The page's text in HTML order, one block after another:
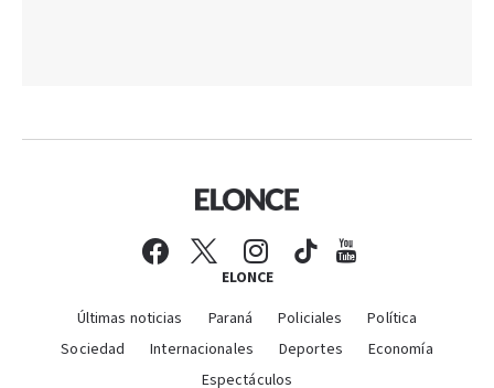
ELONCE
Últimas noticias Paraná Policiales
Política
Sociedad
Internacionales Deportes
Economía
Espectáculos